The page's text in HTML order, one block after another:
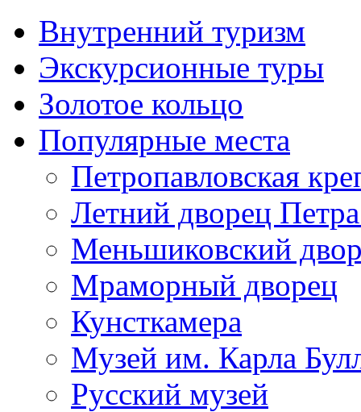
Внутренний туризм
Экскурсионные туры
Золотое кольцо
Популярные места
Петропавловская
Летний дворец
Меньшиковский
Мраморный дворец
Кунсткамера
Музей им. Карла
Русский музей